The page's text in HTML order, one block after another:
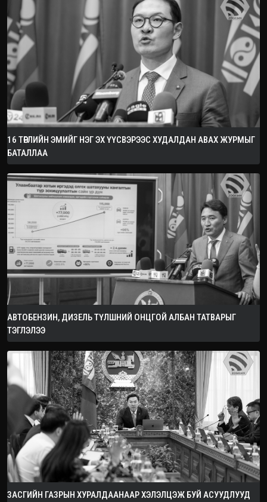
16 ТӨРЛИЙН ЭМИЙГ НЭГ ЭХ ҮҮСВЭРЭЭС ХУДАЛДАН АВАХ ЖУРМЫГ
БАТАЛЛАА
АВТОБЕНЗИН, ДИЗЕЛЬ ТҮЛШНИЙ ОНЦГОЙ АЛБАН ТАТВАРЫГ
ТЭГЛЭЛЭЭ
ЗАСГИЙН ГАЗРЫН ХУРАЛДААНААР ХЭЛЭЛЦЭЖ БУЙ АСУУДЛУУД